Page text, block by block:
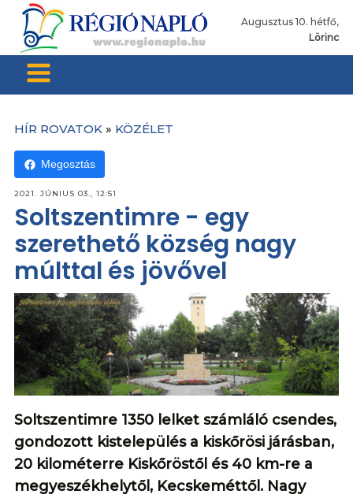
Augusztus 10. hétfő,
Lörinc
HÍR ROVATOK » KÖZÉLET
Megosztás
2021. JÚNIUS 03., 12:51
Soltszentimre - egy
szerethető község nagy
múlttal és jövővel
Soltszentimre 1350 lelket számláló csendes,
gondozott kistelepülés a kiskőrösi járásban,
20 kilométerre Kiskőröstől és 40 km-re a
megyeszékhelytől, Kecskeméttől. Nagy